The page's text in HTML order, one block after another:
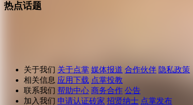
热点话题
关于我们 关于点掌 媒体报道 合作伙伴 隐私政策
相关信息 应用下载 点掌投教
联系我们 帮助中心 商务合作 公告
加入我们 申请认证砖家 招贤纳士 点掌发布